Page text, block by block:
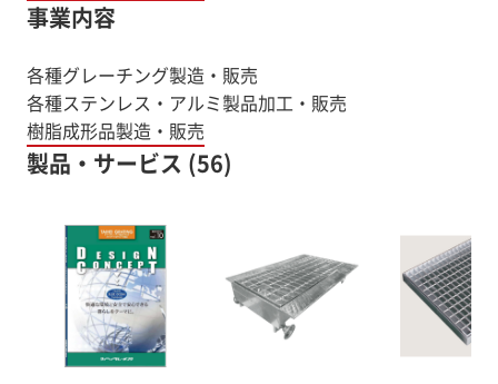
事業内容
各種グレーチング製造・販売
各種ステンレス・アルミ製品加工・販売
製品・サービス (56)